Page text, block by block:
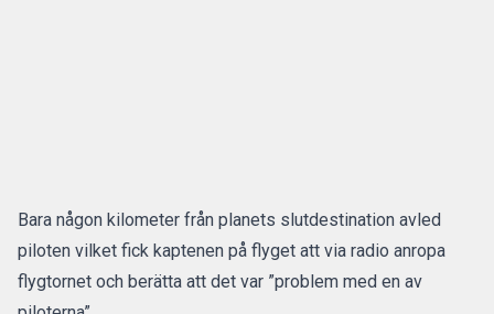
Bara någon kilometer från planets slutdestination avled
piloten vilket fick kaptenen på flyget att via radio anropa
flygtornet och berätta att det var ”problem med en av